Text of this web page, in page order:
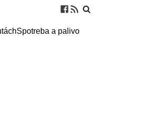
Spotreba a palivo